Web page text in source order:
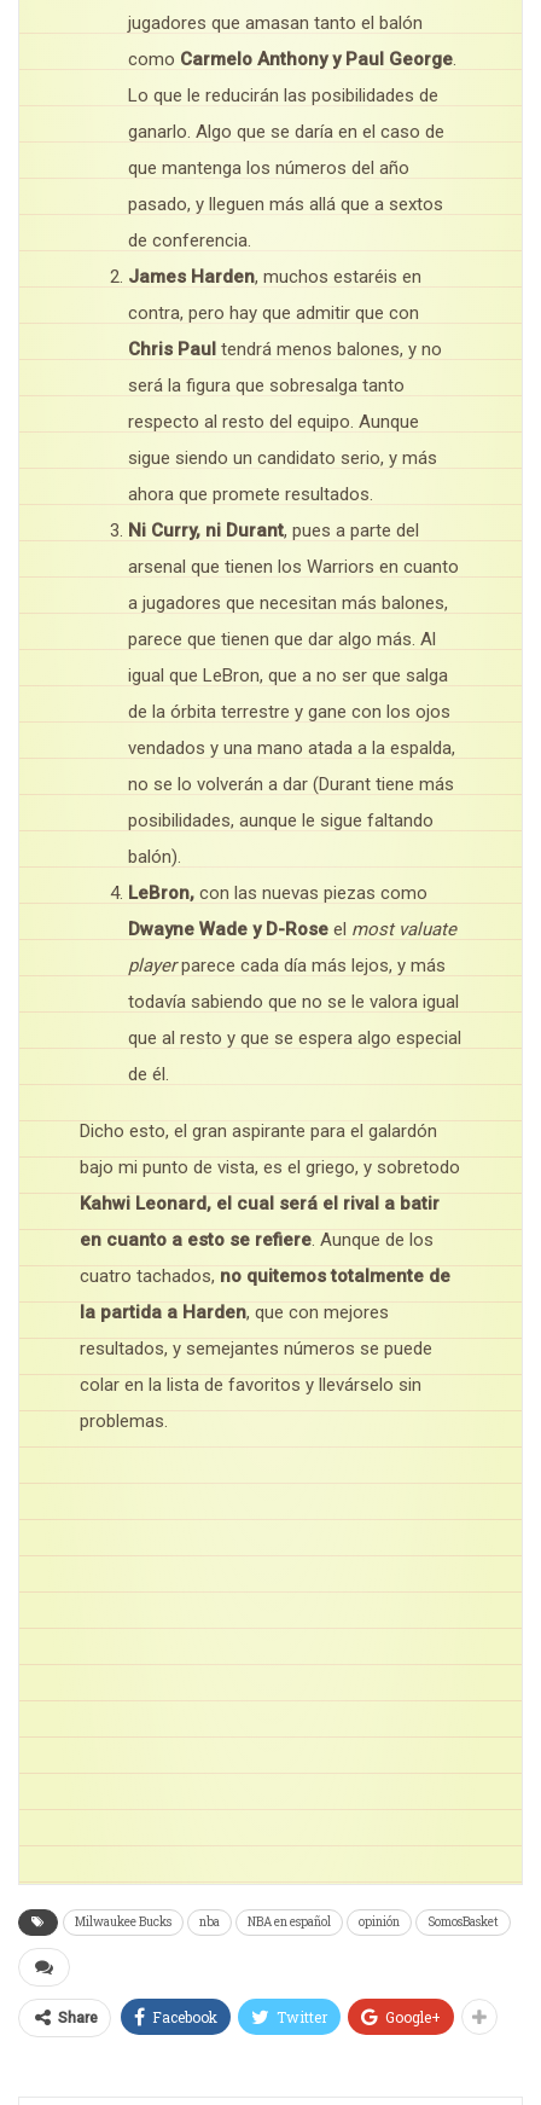
jugadores que amasan tanto el balón
como Carmelo Anthony y Paul George.
Lo que le reducirán las posibilidades de
ganarlo. Algo que se daría en el caso de
que mantenga los números del año
pasado, y lleguen más allá que a sextos
de conferencia.
James Harden, muchos estaréis en
contra, pero hay que admitir que con
Chris Paul tendrá menos balones, y no
será la figura que sobresalga tanto
respecto al resto del equipo. Aunque
sigue siendo un candidato serio, y más
ahora que promete resultados.
Ni Curry, ni Durant, pues a parte del
arsenal que tienen los Warriors en cuanto
a jugadores que necesitan más balones,
parece que tienen que dar algo más. Al
igual que LeBron, que a no ser que salga
de la órbita terrestre y gane con los ojos
vendados y una mano atada a la espalda,
no se lo volverán a dar (Durant tiene más
posibilidades, aunque le sigue faltando
balón).
LeBron, con las nuevas piezas como
Dwayne Wade y D-Rose el most valuate
playerparece cada día más lejos, y más
todavía sabiendo que no se le valora igual
que al resto y que se espera algo especial
de él.
Dicho esto, el gran aspirante para el galardón
bajo mi punto de vista, es el griego, y sobretodo
Kahwi Leonard, el cual será el rival a batir
en cuanto a esto se refiere. Aunque de los
cuatro tachados, no quitemos totalmente de
la partida a Harden, que con mejores
resultados, y semejantes números se puede
colar en la lista de favoritos y llevárselo sin
problemas.
Milwaukee Bucks nba NBA en español opinión SomosBasket
Share Facebook Twitter Google+